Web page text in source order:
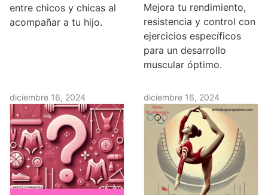
entre chicos y chicas al
acompañar a tu hijo.
Mejora tu rendimiento,
resistencia y control con
ejercicios específicos
para un desarrollo
muscular óptimo.
diciembre 16, 2024 diciembre 16, 2024